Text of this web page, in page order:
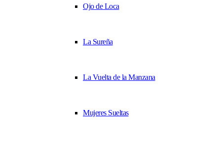
Ojo de Loca
La Sureña
La Vuelta de la Manzana
Mujeres Sueltas